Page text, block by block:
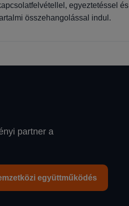
egyeztetéssel és
összehangolással indul.
partner a
együttműködés